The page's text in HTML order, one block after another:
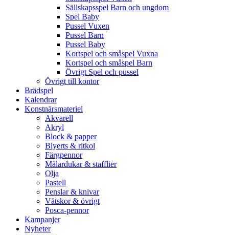
Sällskapsspel Barn och ungdom
Spel Baby
Pussel Vuxen
Pussel Barn
Pussel Baby
Kortspel och småspel Vuxna
Kortspel och småspel Barn
Övrigt Spel och pussel
Övrigt till kontor
Brädspel
Kalendrar
Konstnärsmateriel
Akvarell
Akryl
Block & papper
Blyerts & ritkol
Färgpennor
Målardukar & stafflier
Olja
Pastell
Penslar & knivar
Vätskor & övrigt
Posca-pennor
Kampanjer
Nyheter